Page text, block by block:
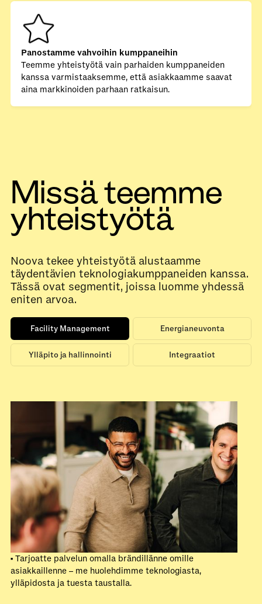
Panostamme vahvoihin kumppaneihin
Teemme yhteistyötä vain parhaiden kumppaneiden
kanssa varmistaaksemme, että asiakkaamme saavat
aina markkinoiden parhaan ratkaisun.
Missä teemme
yhteistyötä
Noova tekee yhteistyötä alustaamme
täydentävien teknologiakumppaneiden kanssa.
Tässä ovat segmentit, joissa luomme yhdessä
eniten arvoa.
Facility Management Energianeuvonta
Ylläpito ja hallinnointi Integraatiot
• Tarjoatte palvelun omalla brändillänne omille
asiakkaillenne – me huolehdimme teknologiasta,
ylläpidosta ja tuesta taustalla.